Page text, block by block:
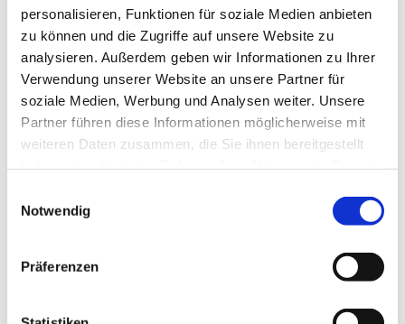
personalisieren, Funktionen für soziale Medien anbieten
zu können und die Zugriffe auf unsere Website zu
analysieren. Außerdem geben wir Informationen zu Ihrer
Verwendung unserer Website an unsere Partner für
soziale Medien, Werbung und Analysen weiter. Unsere
Partner führen diese Informationen möglicherweise mit
weiteren Daten zusammen, die Sie ihnen bereitgestellt
Notwendig
Präferenzen
Das Diamantgewölbe erhält seinen Namen
durch die einzigartige Deckenstruktur, die mit
diamantförmigen Ornamenten bedeckt ist. (c)
HSCG
Bei einer Großen Schlossführung
lernen Besucherinnen und
Besucher Schloss Greinburg näher kennen und können in die
Die Große Schlossführung wird als Fortsetzung der Kleinen